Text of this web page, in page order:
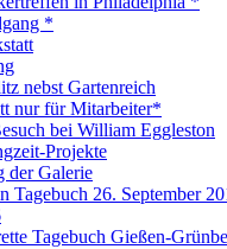
*
nebst Gartenreich
nur für Mitarbeiter*
bei William Eggleston
Projekte
der Galerie
Tagebuch 26. September
Tagebuch Gießen-